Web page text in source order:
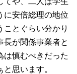
に安倍総理の地位
ことぐらい分かり
長が関係事業者と
は慎むべきだった
思います。